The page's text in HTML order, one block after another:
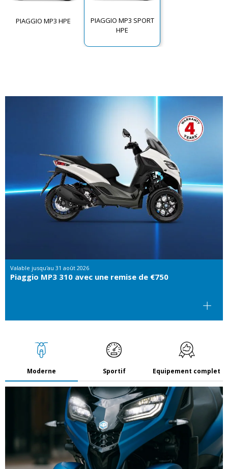
PIAGGIO MP3 HPE
PIAGGIO MP3 SPORT
HPE
Valable jusqu'au 31 août 2026
Piaggio MP3 310 avec une remise de €750
Moderne Sportif Equipement complet